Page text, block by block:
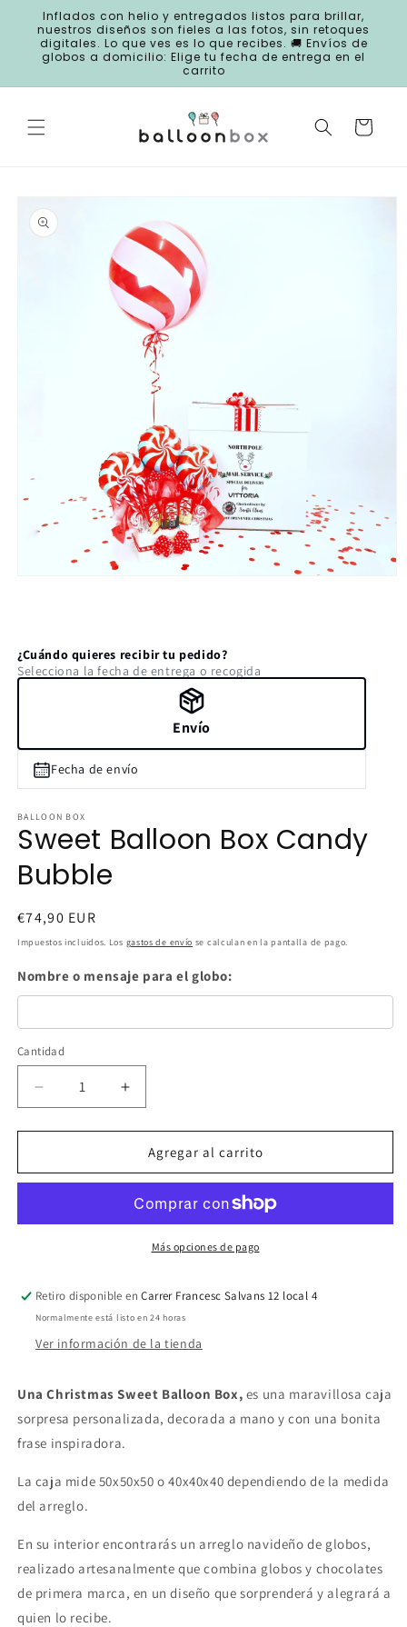
directamente
al contenido
Inflados con helio y entregados listos para brillar,
nuestros diseños son fieles a las fotos, sin retoques
digitales. Lo que ves es lo que recibes. 🚚 Envíos de
globos a domicilio: Elige tu fecha de entrega en el
carrito
Carrito
a la
información
una
ventana
modal
¿Cuándo quieres recibir tu pedido?
Selecciona la fecha de entrega o recogida
Envío
Fecha de envío
BALLOON BOX
Sweet Balloon Box Candy
Bubble
Precio
habitual
€74,90 EUR
Impuestos incluidos. Los gastos de envío se calculan en la pantalla de pago.
Nombre o mensaje para el globo:
Cantidad
Cantidad
Reducir
cantidad
para
Balloon
Bubble
Aumentar
cantidad
para
Sweet
Balloon
Candy
Bubble
Agregar al carrito
Más opciones de pago
Retiro disponible enCarrer Francesc Salvans 12 local 4
Normalmente está listo en 24 horas
Ver información de la tienda
Una Christmas Sweet Balloon Box, es una maravillosa caja
sorpresa personalizada, decorada a mano y con una bonita
frase inspiradora.
La caja mide 50x50x50 o 40x40x40 dependiendo de la medida
del arreglo.
En su interior encontrarás un arreglo navideño de globos,
realizado artesanalmente que combina globos y chocolates
de primera marca, en un diseño que sorprenderá y alegrará a
quien lo recibe.